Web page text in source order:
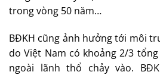
trong vòng 50 năm…
BĐKH cũng ảnh hưởng tới môi
do Việt Nam có khoảng 2/3
ngoài lãnh thổ chảy vào.